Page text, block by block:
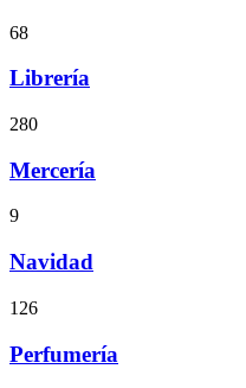
68
Librería
280
Mercería
9
Navidad
126
Perfumería